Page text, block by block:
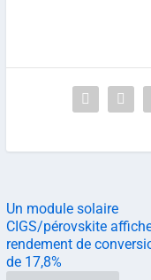
Un module solaire
CIGS/pérovskite
rendement de
de 17,8%